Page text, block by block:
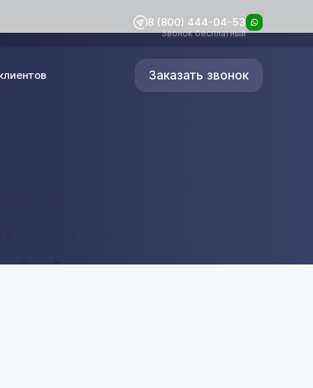
8 (800) 444-04-53
Звонок бесплатный
Заказать звонок